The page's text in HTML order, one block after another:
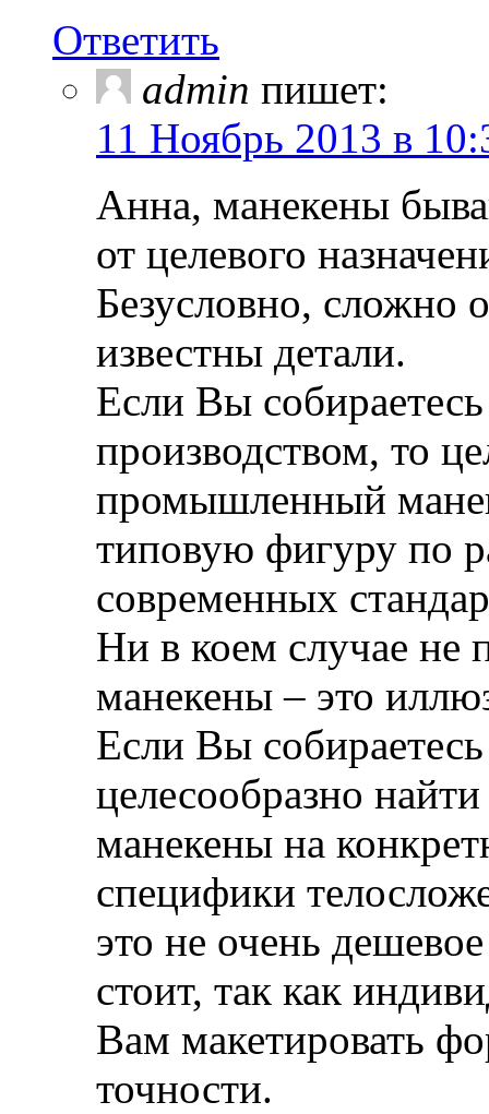
Ответить
admin пишет:
11 Ноябрь 2013 в
Анна, манекены
от целевого
Безусловно, сложно
известны детали.
Если Вы
производством, то
промышленный
типовую фигуру по
современных
Ни в коем случае не
манекены – это
Если Вы
целесообразно
манекены на
специфики
это не очень
стоит, так как
Вам макетировать
точности.